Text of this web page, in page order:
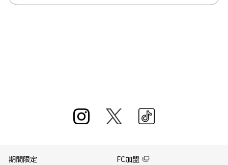
期間限定 FC加盟